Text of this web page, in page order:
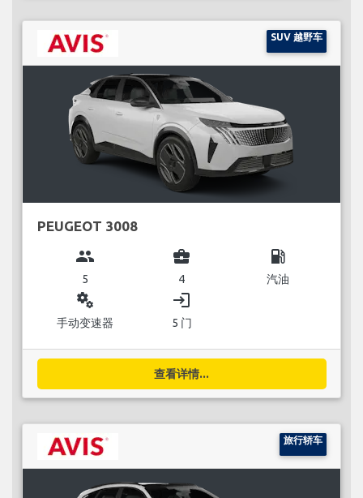
SUV 越野车
PEUGEOT 3008
group
5
business_center
4
local_gas_station
汽油
miscellaneous_services
手动变速器
login
5 门
查看详情...
旅行轿车